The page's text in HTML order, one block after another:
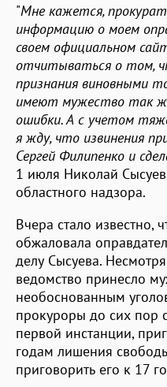
"Мне кажется,
информацию о моем
своем официальном
отчитываться о том,
признания виновными
имеют мужество так
ошибки. А с учетом
я жду, что извинения
Сергей Филипенко и
1 июля Николай
областного надзора.
Вчера стало известно,
обжаловала
делу Сысуева.
ведомство принесло
необоснованным
прокуроры до сих пор
первой инстанции,
годам лишения
приговорить его к 17